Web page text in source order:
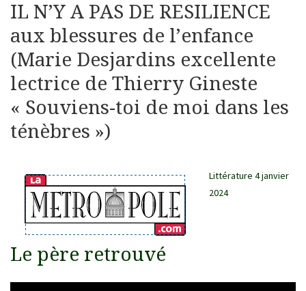
IL N’Y A PAS DE RESILIENCE
aux blessures de l’enfance
(Marie Desjardins excellente
lectrice de Thierry Gineste
« Souviens-toi de moi dans les
ténèbres »)
Littérature 4 janvier
2024
Le père retrouvé